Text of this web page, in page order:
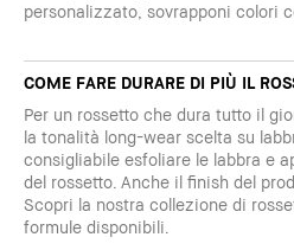
personalizzato, sovrapponi colori
COME FARE DURARE DI PIÙ IL
Per un rossetto che dura tutto il
la tonalità long-wear scelta su
consigliabile esfoliare le labbra e
del rossetto. Anche il finish del
Scopri la nostra collezione di
formule disponibili.